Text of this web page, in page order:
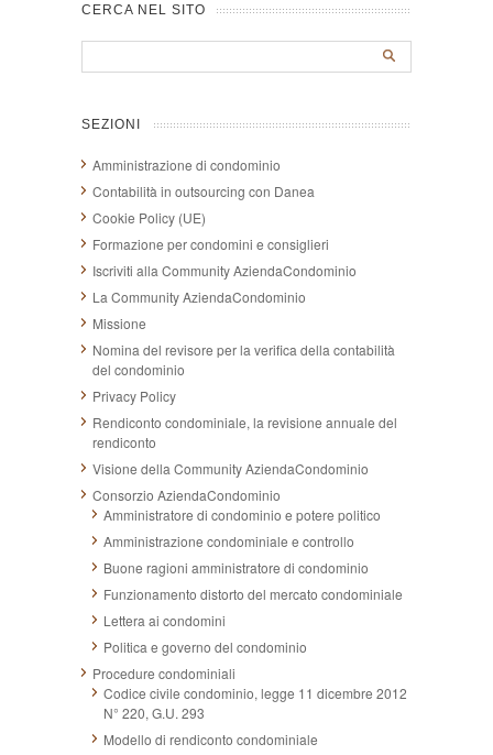
CERCA NEL SITO
SEZIONI
Amministrazione di condominio
Contabilità in outsourcing con Danea
Cookie Policy (UE)
Formazione per condomini e consiglieri
Iscriviti alla Community AziendaCondominio
La Community AziendaCondominio
Missione
Nomina del revisore per la verifica della contabilità
del condominio
Privacy Policy
Rendiconto condominiale, la revisione annuale del
rendiconto
Visione della Community AziendaCondominio
Consorzio AziendaCondominio
Amministratore di condominio e potere politico
Amministrazione condominiale e controllo
Buone ragioni amministratore di condominio
Funzionamento distorto del mercato condominiale
Lettera ai condomini
Politica e governo del condominio
Procedure condominiali
Codice civile condominio, legge 11 dicembre 2012
N° 220, G.U. 293
Modello di rendiconto condominiale